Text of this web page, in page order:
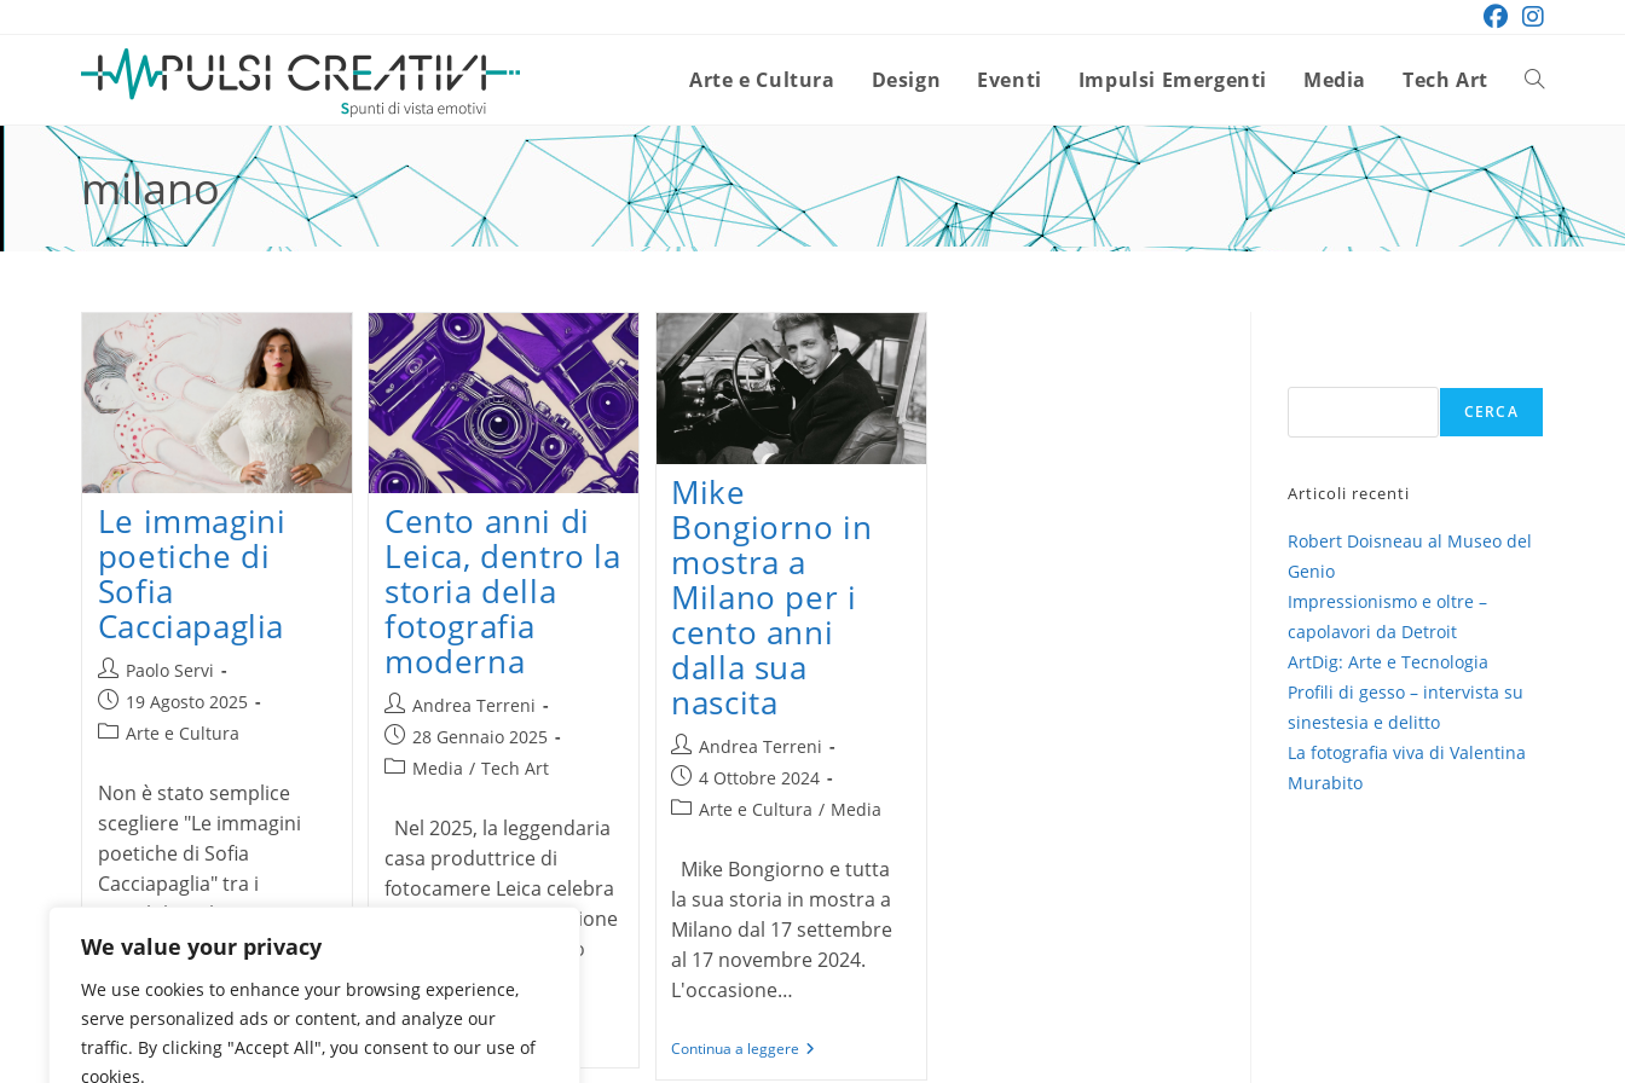
We value your privacy
We use cookies to enhance your browsing experience,
serve personalized ads or content, and analyze our
traffic. By clicking "Accept All", you consent to our use of
cookies.
Arte e Cultura Design Eventi Impulsi Emergenti Media Tech Art Attiva/
la
sito
milano
Le immagini
poetiche di
Sofia
Cacciapaglia
Autore
dell'articolo:
Paolo Servi
Articolo
pubblicato:
19 Agosto 2025
Categoria
Arte e Cultura
Non è stato semplice
scegliere "Le immagini
poetiche di Sofia
Cacciapaglia" tra i
possibili titoli
dell'intervista. Sofia è
Continua a leggere Le
immagini
Cento anni di
Leica, dentro la
storia della
fotografia
moderna
Autore
dell'articolo:
Andrea Terreni
Articolo
pubblicato:
28 Gennaio 2025
Categoria
Media / Tech Art
Nel 2025, la leggendaria
casa produttrice di
fotocamere Leica celebra
cento anni di innovazione
e creatività nel campo
della…
Continua a leggere
Cento
anni
Mike
Bongiorno in
mostra a
Milano per i
cento anni
dalla sua
nascita
Autore
dell'articolo:
Andrea Terreni
Articolo
pubblicato:
4 Ottobre 2024
Categoria
Arte e Cultura / Media
Mike Bongiorno e tutta
la sua storia in mostra a
Milano dal 17 settembre
al 17 novembre 2024.
L'occasione…
Continua a leggere Mike
CERCA
Articoli recenti
Robert Doisneau al Museo del
Genio
Impressionismo e oltre –
capolavori da Detroit
ArtDig: Arte e Tecnologia
Profili di gesso – intervista su
sinestesia e delitto
La fotografia viva di Valentina
Murabito